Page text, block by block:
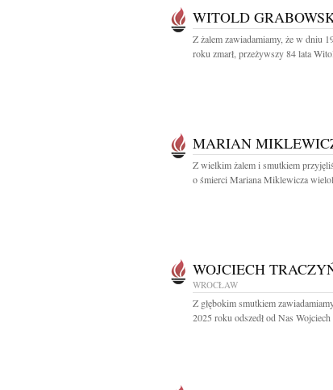
WITOLD
Z żalem zawiadamiamy, że w dniu
roku zmarł, przeżywszy 84 lata
MARIAN
Z wielkim żalem i smutkiem
o śmierci Mariana Miklewicza
WOJCIECH
WROCŁAW
Z głębokim smutkiem
2025 roku odszedł od Nas